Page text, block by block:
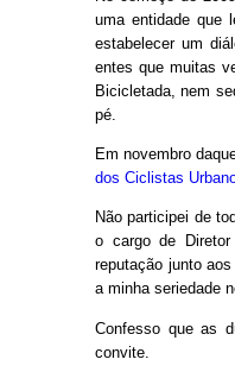
uma entidade que
estabelecer um
entes que muitas
Bicicletada, nem
pé.
Em novembro
dos Ciclistas
Não participei de
o cargo de
reputação junto
a minha seriedade
Confesso que as
convite.